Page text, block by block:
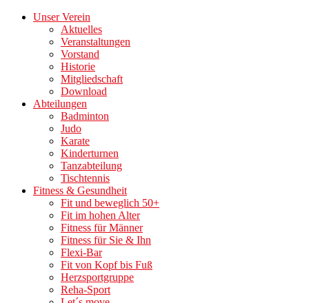
Unser Verein
Aktuelles
Veranstaltungen
Vorstand
Historie
Mitgliedschaft
Download
Abteilungen
Badminton
Judo
Karate
Kinderturnen
Tanzabteilung
Tischtennis
Fitness & Gesundheit
Fit und beweglich 50+
Fit im hohen Alter
Fitness für Männer
Fitness für Sie & Ihn
Flexi-Bar
Fit von Kopf bis Fuß
Herzsportgruppe
Reha-Sport